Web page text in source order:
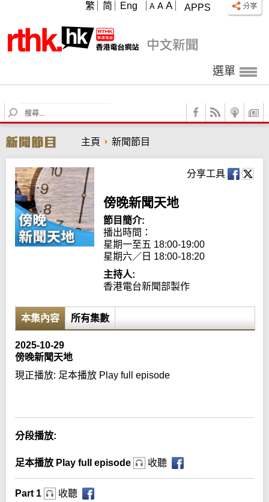
APPS
A A A
繁 简 Eng
選單
S
e
r
c
h
主頁 新聞節目
分享工具
傍晚新聞天地
節目簡介:
播出時間：
星期一至五 18:00-19:00
星期六／日 18:00-18:20
主持人:
香港電台新聞部製作
本集內容 所有集數
2025-10-29
傍晚新聞天地
現正播放: 足本播放 Play full episode
分段播放:
足本播放 Play full episode 收聽
Part 1 收聽